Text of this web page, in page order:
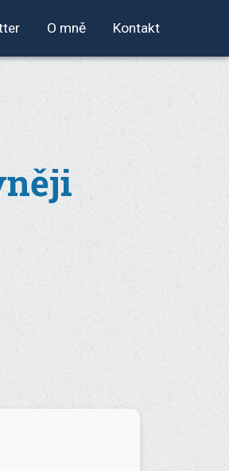
O mně Kontakt